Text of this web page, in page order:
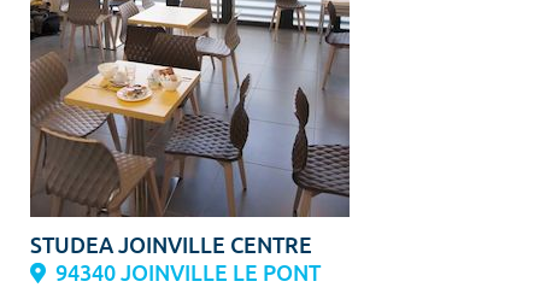
STUDEA JOINVILLE CENTRE
94340 JOINVILLE LE PONT